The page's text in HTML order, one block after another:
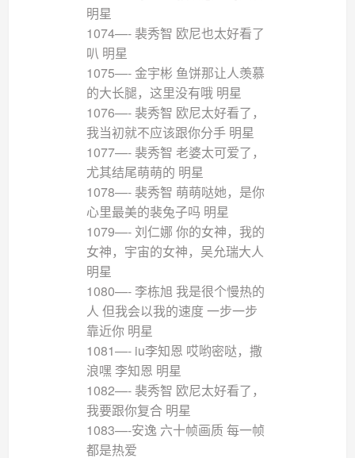
明星
1074—- 裴秀智 欧尼也太好看了
叭 明星
1075—- 金宇彬 鱼饼那让人羡慕
的大长腿，这里没有哦 明星
1076—- 裴秀智 欧尼太好看了，
我当初就不应该跟你分手 明星
1077—- 裴秀智 老婆太可爱了，
尤其结尾萌萌的 明星
1078—- 裴秀智 萌萌哒她，是你
心里最美的裴兔子吗 明星
1079—- 刘仁娜 你的女神，我的
女神，宇宙的女神，吴允瑞大人
明星
1080—- 李栋旭 我是很个慢热的
人 但我会以我的速度 一步一步
靠近你 明星
1081—- iu李知恩 哎哟密哒，撒
浪嘿 李知恩 明星
1082—- 裴秀智 欧尼太好看了，
我要跟你复合 明星
1083—-安逸 六十帧画质 每一帧
都是热爱